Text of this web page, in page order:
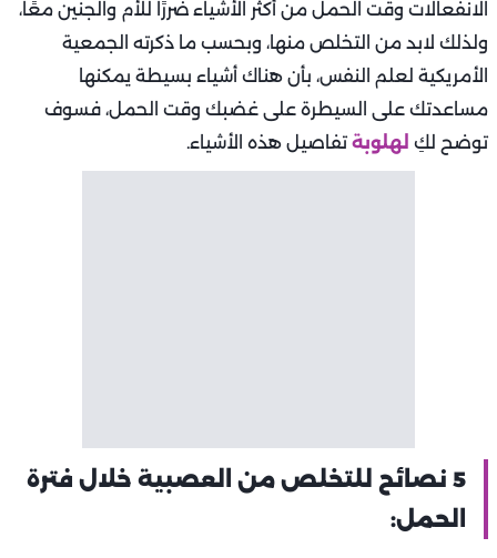
الانفعالات وقت الحمل من أكثر الأشياء ضررًا للأم والجنين معًا،
ولذلك لابد من التخلص منها، وبحسب ما ذكرته الجمعية
الأمريكية لعلم النفس، بأن هناك أشياء بسيطة يمكنها
مساعدتك على السيطرة على غضبك وقت الحمل، فسوف
توضح لكِ لهلوبة تفاصيل هذه الأشياء.
5 نصائح للتخلص من العصبية خلال فترة
الحمل: